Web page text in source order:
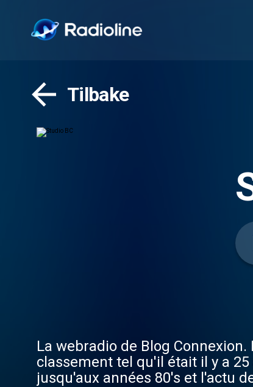
Tilbake
La webradio de Blog
classement tel qu'il était il y a
jusqu'aux années 80's et l'actu